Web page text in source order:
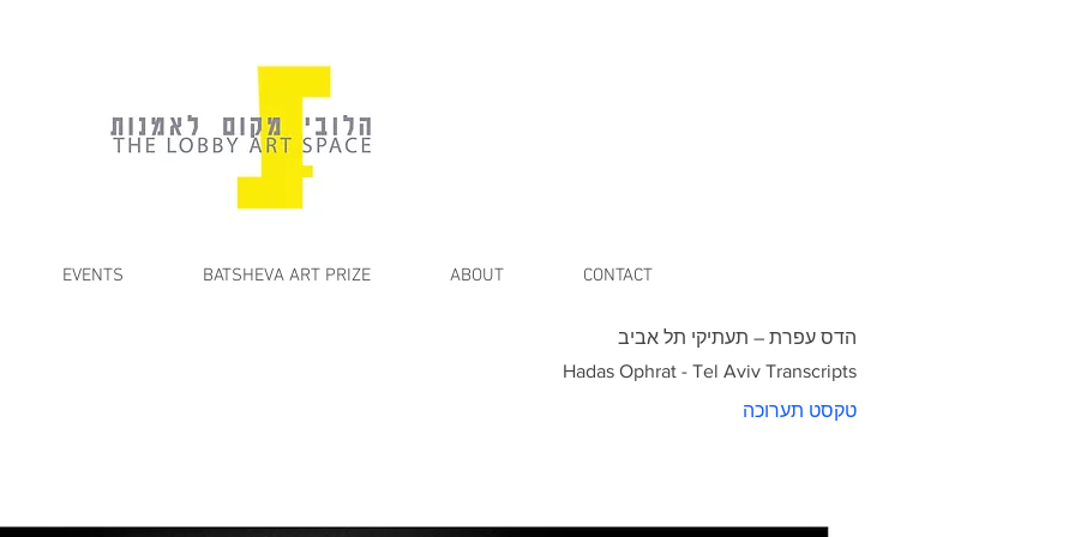
EVENTS BATSHEVA ART PRIZE ABOUT CONTACT
הדס עפרת – תעתיקי תל אביב
Hadas Ophrat - Tel Aviv Transcripts
טקסט תערוכה